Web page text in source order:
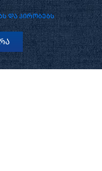
და პირობებს